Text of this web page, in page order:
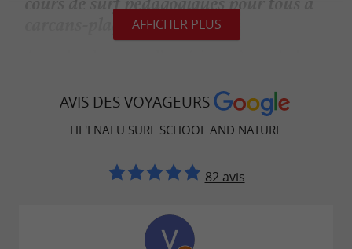
savoir-faireavec des élèves de tous âges.
Beach breaks, reef breaks et point breaks
dans les embruns. Pas besoin de savoir nager,
être à l’aise dans l’eausuffit pour
et vous perfectionner avec des
AFFICHER PLUS
AVIS DES VOYAGEURS
HE'ENALU SURF SCHOOL AND NATURE
82 avis